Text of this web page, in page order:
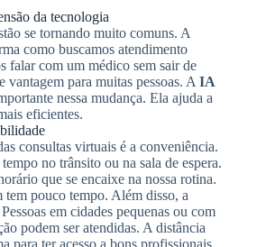
da tecnologia
se tornando muito comuns. A
como buscamos atendimento
falar com um médico sem sair de
vantagem para muitas pessoas. A IA
nessa mudança. Ela ajuda a
eficientes.
consultas virtuais é a conveniência.
no trânsito ou na sala de espera.
que se encaixe na nossa rotina.
tem pouco tempo. Além disso, a
em cidades pequenas ou com
podem ser atendidas. A distância
para ter acesso a bons profissionais.